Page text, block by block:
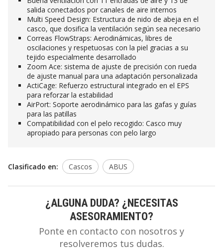
salida conectados por canales de aire internos
Multi Speed Design: Estructura de nido de abeja en el
casco, que dosifica la ventilación según sea necesario
Correas FlowStraps: Aerodinámicas, libres de
oscilaciones y respetuosas con la piel gracias a su
tejido especialmente desarrollado
Zoom Ace: sistema de ajuste de precisión con rueda
de ajuste manual para una adaptación personalizada
ActiCage: Refuerzo estructural integrado en el EPS
para reforzar la estabilidad
AirPort: Soporte aerodinámico para las gafas y guías
para las patillas
Compatibilidad con el pelo recogido: Casco muy
apropiado para personas con pelo largo
Clasificado en: Cascos ABUS
¿ALGUNA DUDA? ¿NECESITAS
ASESORAMIENTO?
Ponte en contacto con nosotros y
resolveremos tus dudas.